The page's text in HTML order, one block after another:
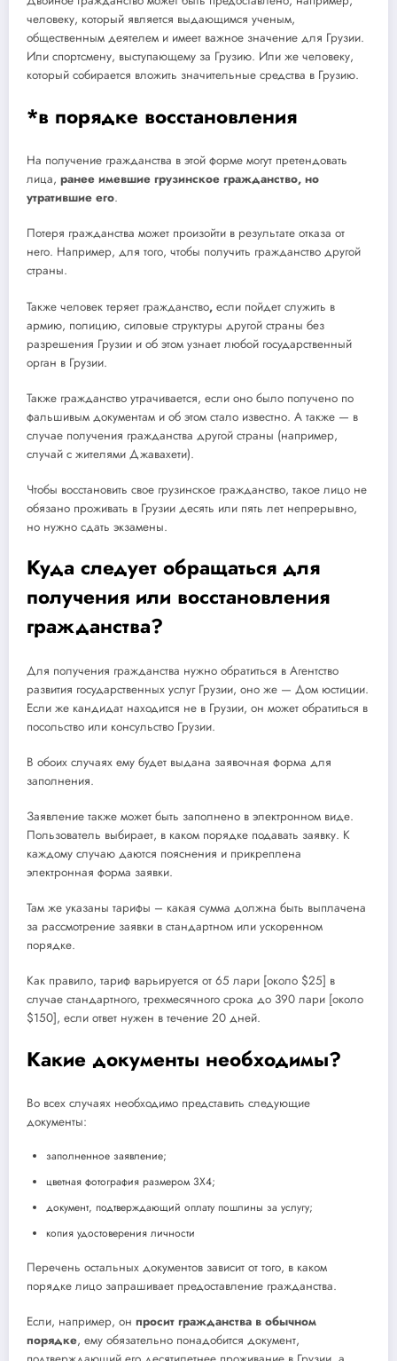
человеку, который является выдающимся ученым,
общественным деятелем и имеет важное значение для Грузии.
Или спортсмену, выступающему за Грузию. Или же человеку,
который собирается вложить значительные средства в Грузию.
*в порядке восстановления
На получение гражданства в этой форме могут претендовать
лица, ранее имевшие грузинское гражданство, но
утратившие его.
Потеря гражданства может произойти в результате отказа от
него. Например, для того, чтобы получить гражданство другой
страны.
Также человек теряет гражданство, если пойдет служить в
армию, полицию, силовые структуры другой страны без
разрешения Грузии и об этом узнает любой государственный
орган в Грузии.
Также гражданство утрачивается, если оно было получено по
фальшивым документам и об этом стало известно. А также — в
случае получения гражданства другой страны (например,
случай с жителями Джавахети).
Чтобы восстановить свое грузинское гражданство, такое лицо не
обязано проживать в Грузии десять или пять лет непрерывно,
но нужно сдать экзамены.
Куда следует обращаться для
получения или восстановления
гражданства?
Для получения гражданства нужно обратиться в Агентство
развития государственных услуг Грузии, оно же — Дом юстиции.
Если же кандидат находится не в Грузии, он может обратиться в
посольство или консульство Грузии.
В обоих случаях ему будет выдана заявочная форма для
заполнения.
Заявление также может быть заполнено в электронном виде.
Пользователь выбирает, в каком порядке подавать заявку. К
каждому случаю даются пояснения и прикреплена
электронная форма заявки.
Там же указаны тарифы – какая сумма должна быть выплачена
за рассмотрение заявки в стандартном или ускоренном
порядке.
Как правило, тариф варьируется от 65 лари [около $25] в
случае стандартного, трехмесячного срока до 390 лари [около
$150], если ответ нужен в течение 20 дней.
Какие документы необходимы?
Во всех случаях необходимо представить следующие
документы:
заполненное заявление;
цветная фотография размером 3Х4;
документ, подтверждающий оплату пошлины за услугу;
копия удостоверения личности
Перечень остальных документов зависит от того, в каком
порядке лицо запрашивает предоставление гражданства.
Если, например, он просит гражданства в обычном
порядке, ему обязательно понадобится документ,